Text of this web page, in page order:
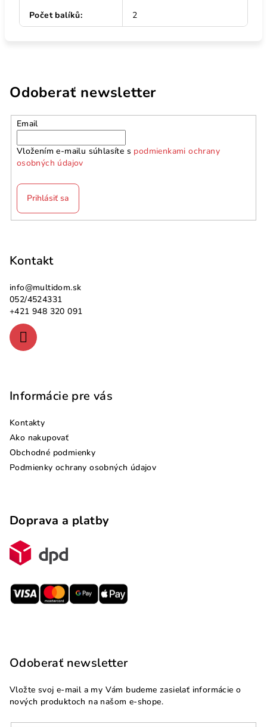
Počet balíků: 2
Odoberať newsletter
Email
Vložením e-mailu súhlasíte s podmienkami ochrany
osobných údajov
Prihlásiť sa
Kontakt
info@multidom.sk
052/4524331
+421 948 320 091
Informácie pre vás
Kontakty
Ako nakupovať
Obchodné podmienky
Podmienky ochrany osobných údajov
Doprava a platby
Odoberať newsletter
Vložte svoj e-mail a my Vám budeme zasielať informácie o
nových produktoch na našom e-shope.